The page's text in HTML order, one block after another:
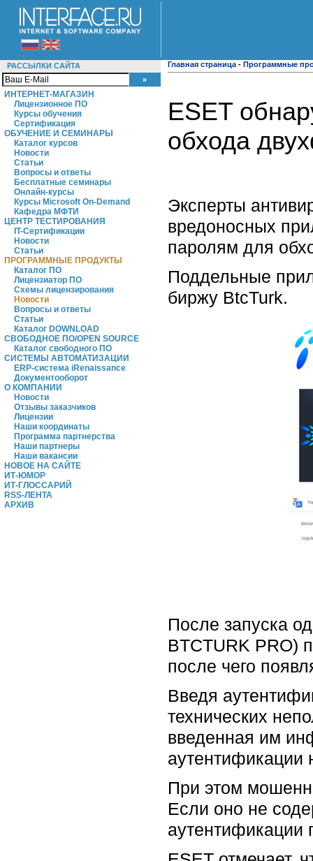
РАССЫЛКИ САЙТА
ИНТЕРНЕТ-МАГАЗИН
Лицензионное ПО
Курсы обучения
Сертификация
ОБУЧЕНИЕ И СЕМИНАРЫ
Каталог курсов
Новости
Статьи
Вопросы и ответы
Бесплатные семинары
Онлайн-курсы
Курсы Microsoft On-Demand
Кафедра МФТИ
ЦЕНТР ТЕСТИРОВАНИЯ
IT-Сертификации
Новости
Статьи
ПРОГРАММНЫЕ ПРОДУКТЫ
Каталог ПО
Лицензиатор ПО
Схемы лицензирования
Новости
Вопросы и ответы
Статьи
Каталог DOWNLOAD
СВОБОДНОЕ ПО/OPEN SOURCE
Каталог свободного ПО
СИСТЕМЫ АВТОМАТИЗАЦИИ
ERP-система iRenaissance
Документооборот
О КОМПАНИИ
Новости
Отзывы заказчиков
Лицензии
Наши координаты
Программа партнерства
Наши партнеры
Наши вакансии
НОВОЕ НА САЙТЕ
ИТ-ЮМОР
ИТ-ГЛОССАРИЙ
RSS-ЛЕНТА
АРХИВ
Главная страница - Программные
ESET
обхода
Эксперты
вредоносных
паролям для
Поддельные
биржу BtcTurk.
После запуска
BTCTURK PRO)
после чего
Введя
технических
введенная им
аутентификации
При этом
Если оно не
аутентификации